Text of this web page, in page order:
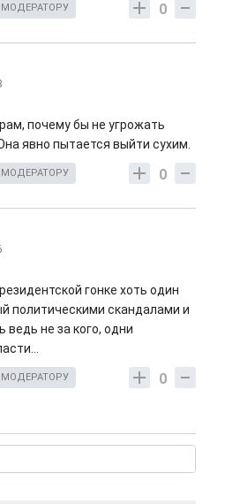
0
почему бы не угрожать
явно пытается выйти сухим.
0
гонке хоть один
политическими скандалами и
ведь не за кого, одни
0